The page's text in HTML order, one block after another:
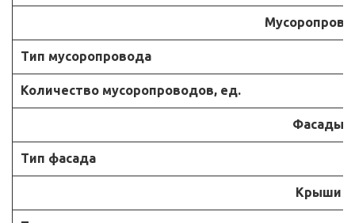
Тип мусоропровода
Количество мусоропроводов, ед.
Фасады
Тип фасада
Крыши